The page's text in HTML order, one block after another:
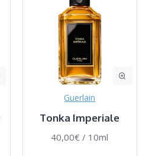
Guerlain
Tonka Imperiale
40,00€ / 10ml